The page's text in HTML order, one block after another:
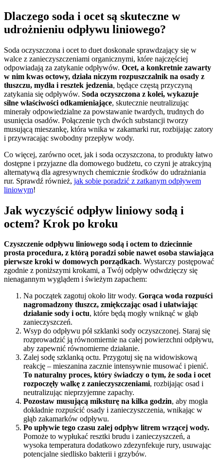
Dlaczego soda i ocet są skuteczne w
udrożnieniu odpływu liniowego?
Soda oczyszczona i ocet to duet doskonale sprawdzający się w
walce z zanieczyszczeniami organicznymi, które najczęściej
odpowiadają za zatykanie odpływów. Ocet, a konkretnie zawarty
w nim kwas octowy, działa niczym rozpuszczalnik na osady z
tłuszczu, mydła i resztek jedzenia, będące częstą przyczyną
zatykania się odpływów. Soda oczyszczona z kolei, wykazuje
silne właściwości odkamieniające, skutecznie neutralizując
minerały odpowiedzialne za powstawanie twardych, trudnych do
usunięcia osadów. Połączenie tych dwóch substancji tworzy
musującą mieszankę, która wnika w zakamarki rur, rozbijając zatory
i przywracając swobodny przepływ wody.
Co więcej, zarówno ocet, jak i soda oczyszczona, to produkty łatwo
dostępne i przyjazne dla domowego budżetu, co czyni je atrakcyjną
alternatywą dla agresywnych chemicznie środków do udrażniania
rur. Sprawdź również, jak sobie poradzić z zatkanym odpływem
liniowym!
Jak wyczyścić odpływ liniowy sodą i
octem? Krok po kroku
Czyszczenie odpływu liniowego sodą i octem to dziecinnie
prosta procedura, z którą poradzi sobie nawet osoba stawiająca
pierwsze kroki w domowych porządkach. Wystarczy postępować
zgodnie z poniższymi krokami, a Twój odpływ odwdzięczy się
nienagannym wyglądem i świeżym zapachem:
Na początek zagotuj około litr wody. Gorąca woda rozpuści
nagromadzony tłuszcz, zmiękczając osad i ułatwiając
działanie sody i octu, które będą mogły wniknąć w głąb
zanieczyszczeń.
Wsyp do odpływu pół szklanki sody oczyszczonej. Staraj się
rozprowadzić ją równomiernie na całej powierzchni odpływu,
aby zapewnić równomierne działanie.
Zalej sodę szklanką octu. Przygotuj się na widowiskową
reakcję – mieszanina zacznie intensywnie musować i pienić.
To naturalny proces, który świadczy o tym, że soda i ocet
rozpoczęły walkę z zanieczyszczeniami, rozbijając osad i
neutralizując nieprzyjemne zapachy.
Pozostaw musującą miksturę na kilka godzin, aby mogła
dokładnie rozpuścić osady i zanieczyszczenia, wnikając w
głąb zakamarków odpływu.
Po upływie tego czasu zalej odpływ litrem wrzącej wody.
Pomoże to wypłukać resztki brudu i zanieczyszczeń, a
wysoka temperatura dodatkowo zdezynfekuje rury, usuwając
potencjalne siedlisko bakterii i grzybów.